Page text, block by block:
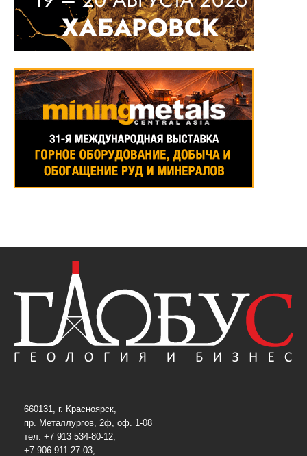
660131, г. Красноярск,
пр. Металлургов, 2ф, оф. 1-08
тел. +7 913 534-80-12,
+7 906 911-27-03,